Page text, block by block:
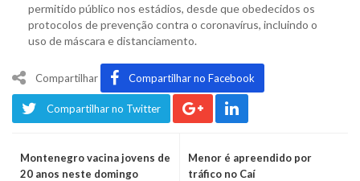
permitido público nos estádios, desde que obedecidos os
protocolos de prevenção contra o coronavírus, incluindo o
uso de máscara e distanciamento.
Compartilhar Compartilhar no Facebook
Compartilhar no Twitter
Montenegro vacina jovens de
20 anos neste domingo
Menor é apreendido por
tráfico no Caí